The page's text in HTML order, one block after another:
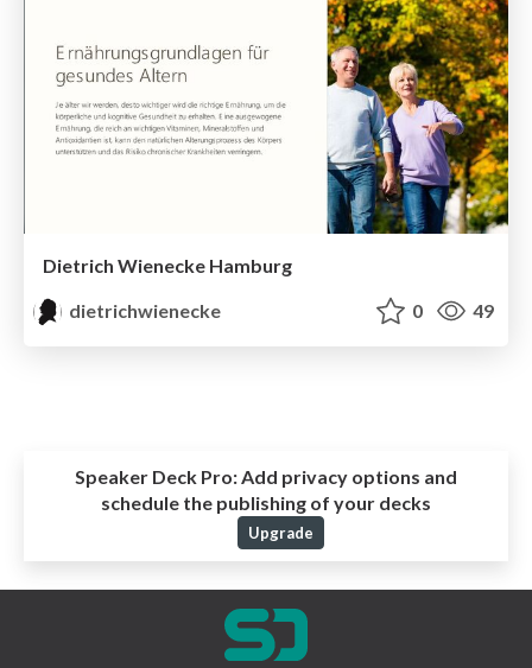
Dietrich Wienecke Hamburg
dietrichwienecke
0 49
Speaker Deck Pro: Add privacy options and
schedule the publishing of your decks
Upgrade